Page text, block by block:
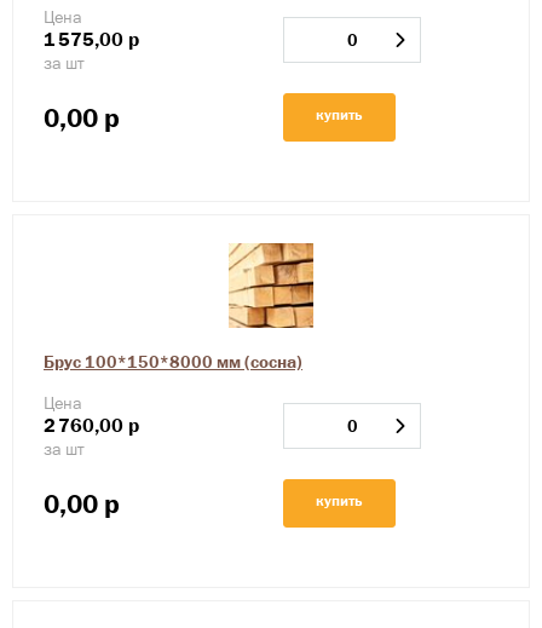
Цена
1575,00 р
за шт
0,00 р купить
Брус 100*150*8000 мм (сосна)
Цена
2 760,00 р
за шт
0,00 р купить